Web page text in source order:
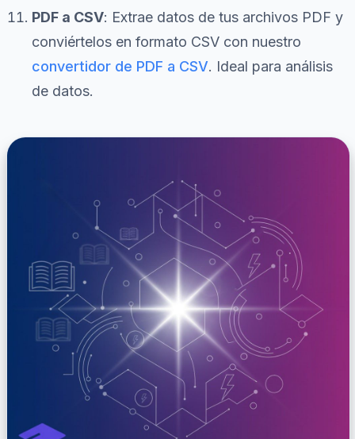
PDF a CSV: Extrae datos de tus archivos PDF y
conviértelos en formato CSV con nuestro
convertidor de PDF a CSV. Ideal para análisis
de datos.